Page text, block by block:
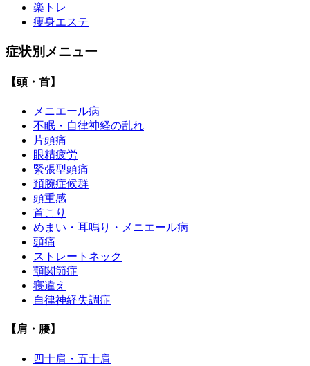
楽トレ
痩身エステ
症状別メニュー
【頭・首】
メニエール病
不眠・自律神経の乱れ
片頭痛
眼精疲労
緊張型頭痛
頚腕症候群
頭重感
首こり
めまい・耳鳴り・メニエール病
頭痛
ストレートネック
顎関節症
寝違え
自律神経失調症
【肩・腰】
四十肩・五十肩